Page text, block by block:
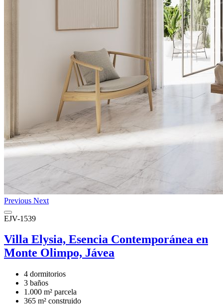
Previous Next
EJV-1539
Villa Elysia, Esencia Contemporánea en
Monte Olimpo, Jávea
4 dormitorios
3 baños
1.000 m² parcela
365 m² construido